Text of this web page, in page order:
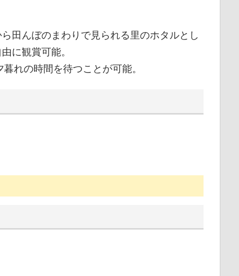
田んぼのまわりで見られる里のホタルとし
に観賞可能。
れの時間を待つことが可能。